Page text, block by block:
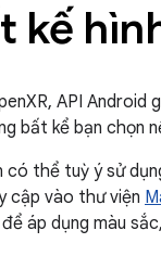
kế
API Android
bất kể bạn chọn
có thể tuỳ ý sử
cập vào thư viện
áp dụng màu